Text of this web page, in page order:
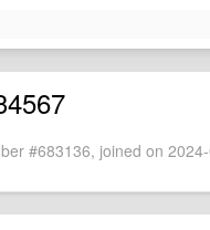
#683136, joined on